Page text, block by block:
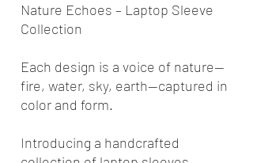
Nature Echoes – Laptop Sleeve
Collection
Each design is a voice of nature—
fire, water, sky, earth—captured in
color and form.
Introducing a handcrafted